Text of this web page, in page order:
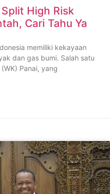
High Risk
Cari Tahu Ya
memiliki kekayaan
dan gas bumi. Salah satu
Panai, yang